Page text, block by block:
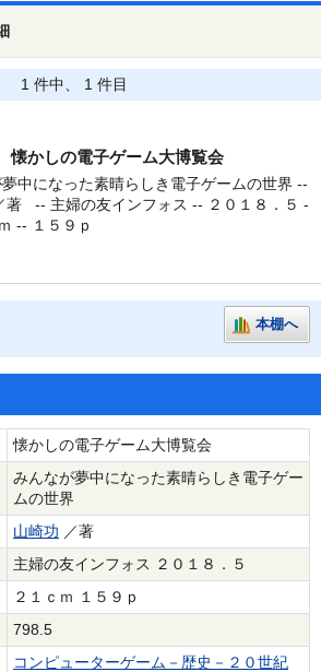
1 件中、 1 件目
懐かしの電子ゲーム大博覧会
中になった素晴らしき電子ゲームの世界 --
著 -- 主婦の友インフォス -- ２０１８．５ -
-- １５９ｐ
本棚へ
懐かしの電子ゲーム大博覧会
みんなが夢中になった素晴らしき電子ゲー
ムの世界
山崎功 ／著
主婦の友インフォス ２０１８．５
２１ｃｍ １５９ｐ
798.5
コンピューターゲーム－歴史－２０世紀